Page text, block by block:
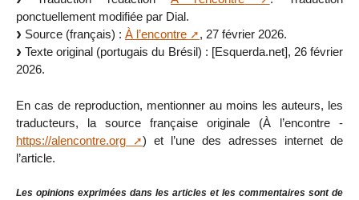
ponctuellement modifiée par Dial.
Source (français) : À l’encontre
, 27 février 2026.
Texte original (portugais du Brésil) : [Esquerda.net], 26 février
2026.
En cas de reproduction, mentionner au moins les auteurs, les
traducteurs, la source française originale (À l’encontre -
https://alencontre.org
) et l’une des adresses internet de
l’article.
Les opinions exprimées dans les articles et les commentaires sont de